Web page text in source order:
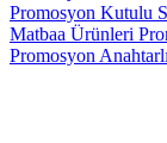
Promosyon Kutulu
Matbaa Ürünleri
Promosyon